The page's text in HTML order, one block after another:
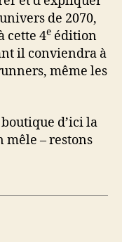
de 2070,
cette 4e édition
il conviendra à
même les
d’ici la
mêle – restons